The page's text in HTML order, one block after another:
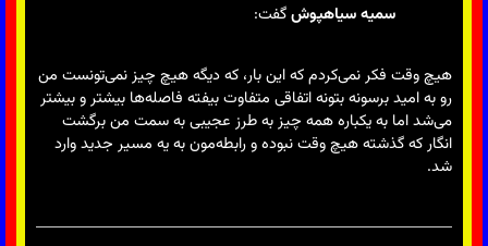
سمیه سیاهپوشگفت:
هیچ وقت فکر نمی‌کردم که این بار، که دیگه هیچ چیز نمی‌تونست من
رو به امید برسونه بتونه اتفاقی متفاوت بیفته فاصله‌ها بیشتر و بیشتر
می‌شد اما به یکباره همه چیز به طرز عجیبی به سمت من برگشت
انگار که گذشته هیچ وقت نبوده و رابطه‌مون به یه مسیر جدید وارد
شد.